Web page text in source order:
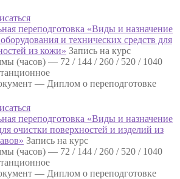
переподготовка «Виды и назначение
и технических средств для
из кожи» Запись на курс
(часов) — 72 / 144 / 260 / 520 / 1040
— Диплом о переподготовке
переподготовка «Виды и назначение
очистки поверхностей и изделий из
Запись на курс
(часов) — 72 / 144 / 260 / 520 / 1040
— Диплом о переподготовке